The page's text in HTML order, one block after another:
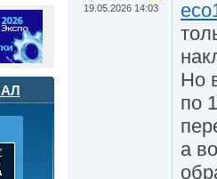
19.05.2026 14:03
Но
по
а